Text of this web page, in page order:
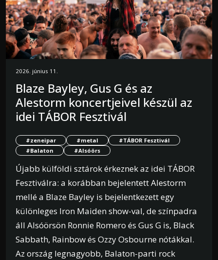
2026. június 11.
Blaze Bayley, Gus G és az
Alestorm koncertjeivel készül az
idei TÁBOR Fesztivál
#zeneipar #metal
#TÁBOR Fesztivál
#Balaton
#Alsóörs
Újabb külföldi sztárok érkeznek az idei TÁBOR
Fesztiválra: a korábban bejelentett Alestorm
mellé a Blaze Bayley is bejelentkezett egy
különleges Iron Maiden show-val, de színpadra
áll Alsóörsön Ronnie Romero és Gus G is, Black
Sabbath, Rainbow és Ozzy Osbourne nótákkal.
Az ország legnagyobb, Balaton-parti rock